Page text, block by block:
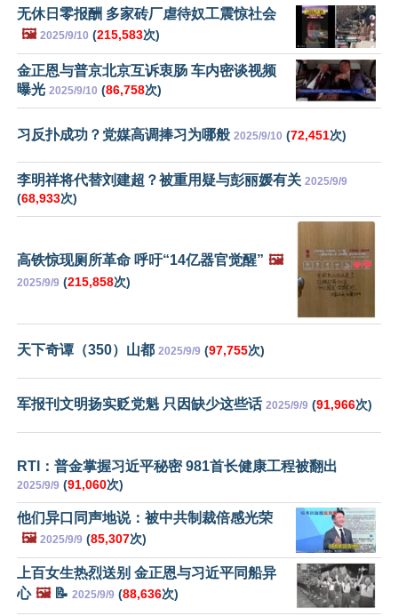
无休日零报酬 多家砖厂虐待奴工震惊社会
🖼️ 2025/9/10 (215,583次)
金正恩与普京北京互诉衷肠 车内密谈视频
曝光 2025/9/10 (86,758次)
习反扑成功？党媒高调捧习为哪般 2025/9/10 (72,451次)
李明祥将代替刘建超？被重用疑与彭丽媛有关 2025/9/9
(68,933次)
高铁惊现厕所革命 呼吁“14亿器官觉醒” 🖼️
2025/9/9 (215,858次)
天下奇谭（350）山都 2025/9/9 (97,755次)
军报刊文明扬实贬党魁 只因缺少这些话 2025/9/9 (91,966次)
RTI：普金掌握习近平秘密 981首长健康工程被翻出
2025/9/9 (91,060次)
他们异口同声地说：被中共制裁倍感光荣
🖼️ 2025/9/9 (85,307次)
上百女生热烈送别 金正恩与习近平同船异
心 🖼️📝 2025/9/9 (88,636次)